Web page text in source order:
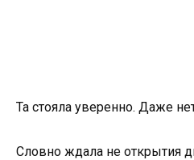
Та стояла уверенно. Даже
Словно ждала не открытия